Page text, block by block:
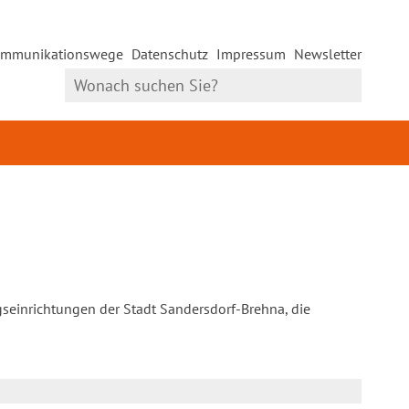
Datenschutz Impressum Newsletter
der Stadt Sandersdorf-Brehna, die